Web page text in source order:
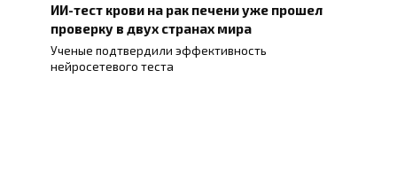
ИИ-тест крови на рак печени уже прошел
проверку в двух странах мира
Ученые подтвердили эффективность
нейросетевого теста